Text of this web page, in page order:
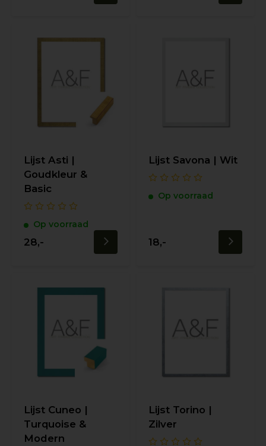
Lijst Asti |
Goudkleur &
Basic
Op voorraad
28,-
Lijst Savona | Wit
Op voorraad
18,-
Lijst Cuneo |
Turquoise &
Modern
Lijst Torino |
Zilver